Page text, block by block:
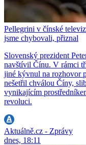
Pellegrini v čínské
jsme chybovali, přiznal
Slovenský prezident
navštívil Čínu. V rámci
jiné kývnul na rozhovor
nešetřil chválou Číny,
vynikajícím
revoluci.
Aktuálně.cz - Zprávy
dnes, 18:11